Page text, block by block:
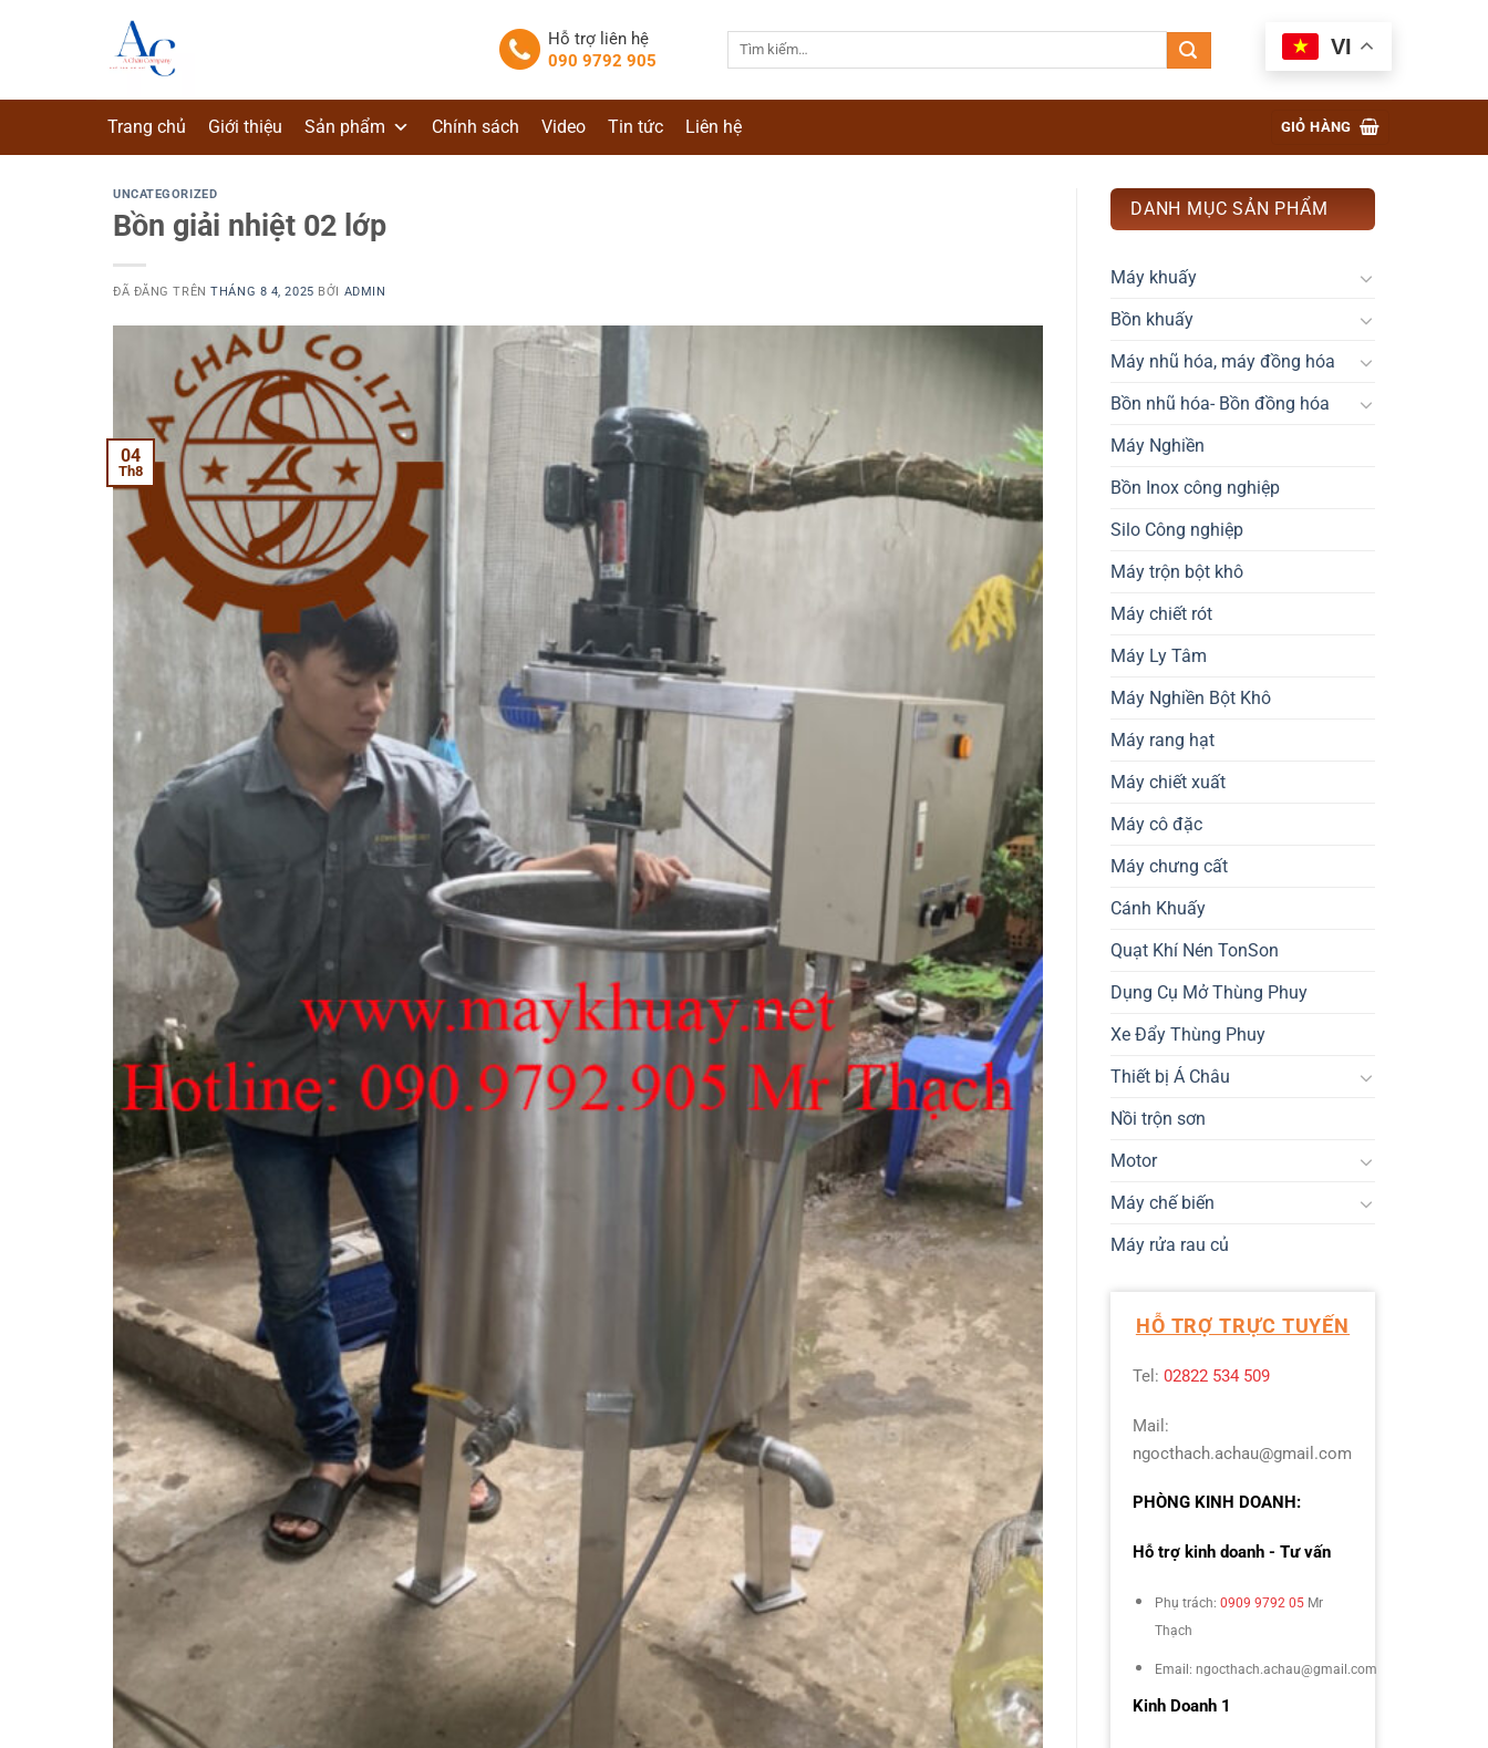
dung
Hỗ trợ liên hệ
090 9792 905
VI
Trang chủ Giới thiệu Sản phẩm Chính sách Video Tin tức Liên hệ GIỎ HÀNG
UNCATEGORIZED
Bồn giải nhiệt 02 lớp
ĐÃ ĐĂNG TRÊNTHÁNG 8 4, 2025 BỞI ADMIN
04
Th8
DANH MỤC SẢN PHẨM
Máy khuấy
Bồn khuấy
Máy nhũ hóa, máy đồng hóa
Bồn nhũ hóa- Bồn đồng hóa
Máy Nghiền
Bồn Inox công nghiệp
Silo Công nghiệp
Máy trộn bột khô
Máy chiết rót
Máy Ly Tâm
Máy Nghiền Bột Khô
Máy rang hạt
Máy chiết xuất
Máy cô đặc
Máy chưng cất
Cánh Khuấy
Quạt Khí Nén TonSon
Dụng Cụ Mở Thùng Phuy
Xe Đẩy Thùng Phuy
Thiết bị Á Châu
Nồi trộn sơn
Motor
Máy chế biến
Máy rửa rau củ
HỖ TRỢ TRỰC TUYẾN
Tel: 02822 534 509
Mail:
ngocthach.achau@gmail.com
PHÒNG KINH DOANH:
Hỗ trợ kinh doanh - Tư vấn
Phụ trách: 0909 9792 05 Mr
Thạch
Email: ngocthach.achau@gmail.com
Kinh Doanh 1